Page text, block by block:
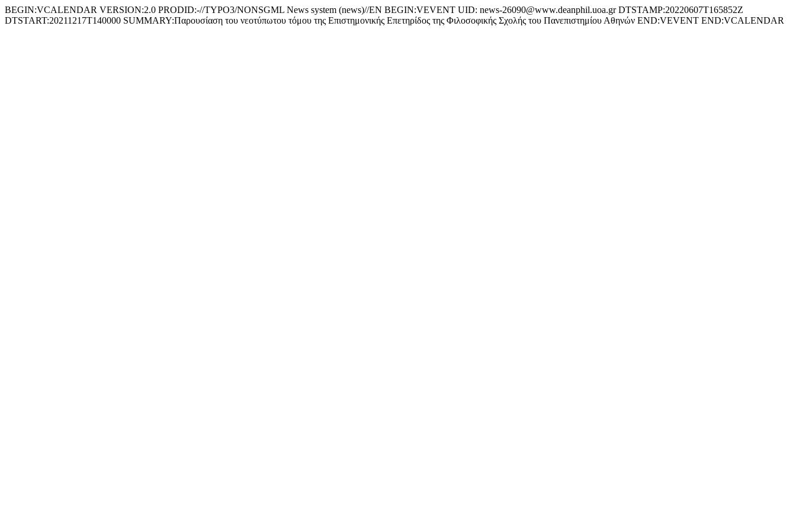
BEGIN:VCALENDAR VERSION:2.0 PRODID:-//TYPO3/NONSGML News system (news)//EN BEGIN:VEVENT UID: news-26090@www.deanphil.uoa.gr DTSTAMP:20220607T165852Z
DTSTART:20211217T140000 SUMMARY:Παρουσίαση του νεοτύπωτου τόμου της Επιστημονικής Επετηρίδος της Φιλοσοφικής Σχολής του Πανεπιστημίου Αθηνών END:VEVENT END:VCALENDAR